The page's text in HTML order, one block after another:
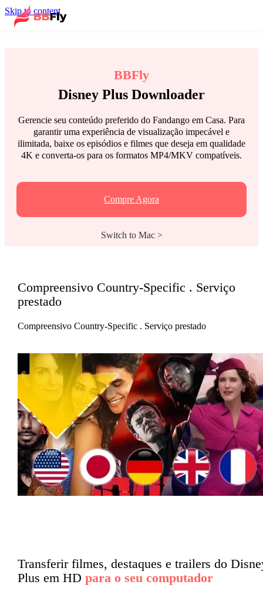
Skip to content
BBFly
Disney Plus Downloader
Gerencie seu conteúdo preferido do Fandango em Casa. Para
garantir uma experiência de visualização impecável e
ilimitada, baixe os episódios e filmes que deseja em qualidade
4K e converta-os para os formatos MP4/MKV compatíveis.
Compre Agora
Switch to Mac >
Compreensivo Country-Specific . Serviço
prestado
Compreensivo Country-Specific . Serviço prestado
Transferir filmes, destaques e trailers do
Plus em HD para o seu computador